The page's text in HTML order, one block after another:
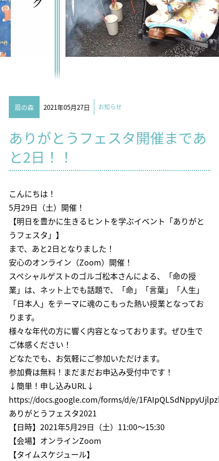
扇の森 2021年05月27日 お知らせ
ありがとうフェスタ開催まであ
と2日！！
こんにちは！
5月29日（土）開催！
【明日を豊かに生きるヒントを学ぶイベント「ありがと
うフェスタ」】
まで、あと2日となりました！
安心のオンライン（Zoom）開催！
スペシャルゲストのゴルゴ松本さんによる、「命の授
業」は、ネット上でも話題で、「命」「言葉」「人生」
「日本人」をテーマに魂のこもった熱い授業となってお
ります。
様々な年代の方に響く内容となっております。ぜひ生で
ご体感ください！
どなたでも、お気軽にご参加いただけます。
参加費は無料！まだまだお申込み受付中です！
↓簡単！申し込みURL↓
https://docs.google.com/forms/d/e/
ありがとうフェスタ2021
【日時】2021年5月29日（土）11:00～15:30
【会場】オンラインZoom
【タイムスケジュール】